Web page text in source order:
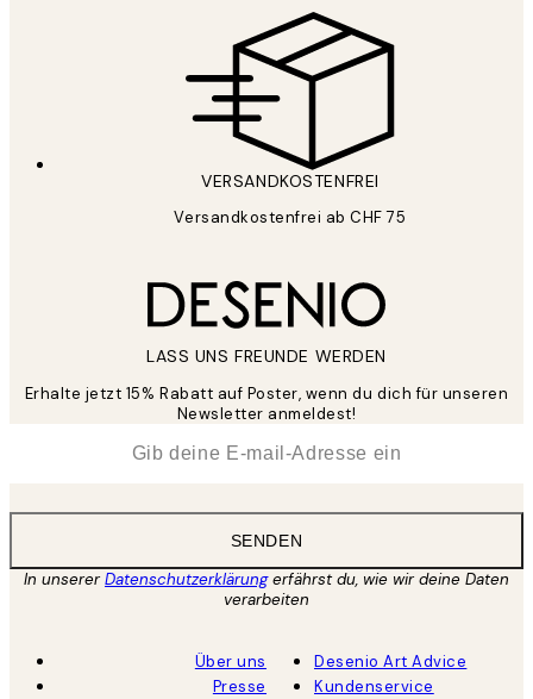
VERSANDKOSTENFREI
Versandkostenfrei ab CHF 75
LASS UNS FREUNDE WERDEN
Erhalte jetzt 15% Rabatt auf Poster, wenn du dich für unseren
Newsletter anmeldest!
SENDEN
In unsererDatenschutzerklärungerfährst du, wie wir deine Daten
verarbeiten
Über uns
Presse
Desenio Art Advice
Kundenservice